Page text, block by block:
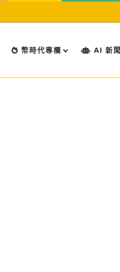
幣時代專欄 AI 新聞